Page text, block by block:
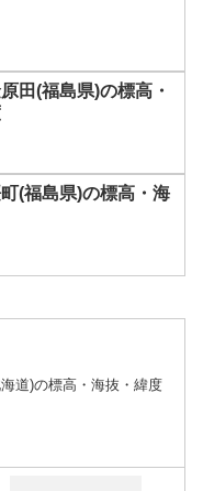
田(福島県)の標高・
(福島県)の標高・海
道)の標高・海抜・緯度